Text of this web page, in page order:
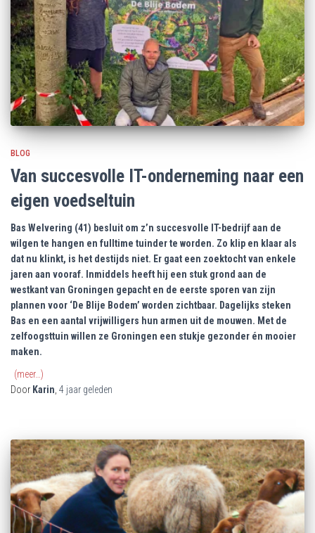
BLOG
Van succesvolle IT-onderneming naar een
eigen voedseltuin
Bas Welvering (41) besluit om z’n succesvolle IT-bedrijf aan de
wilgen te hangen en fulltime tuinder te worden. Zo klip en klaar als
dat nu klinkt, is het destijds niet. Er gaat een zoektocht van enkele
jaren aan vooraf. Inmiddels heeft hij een stuk grond aan de
westkant van Groningen gepacht en de eerste sporen van zijn
plannen voor ‘De Blije Bodem’ worden zichtbaar. Dagelijks steken
Bas en een aantal vrijwilligers hun armen uit de mouwen. Met de
zelfoogsttuin willen ze Groningen een stukje gezonder én mooier
maken.
(meer…)
Door Karin 4 jaar geleden